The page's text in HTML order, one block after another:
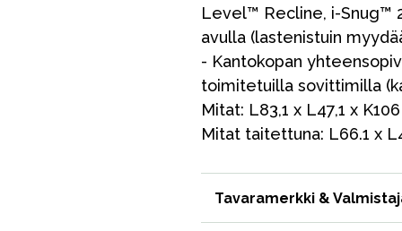
Level™ Recline, i-Snug™
avulla (lastenistuin
- Kantokopan
toimitetuilla sovittimilla
Mitat: L83,1 x L47,1 x
Mitat taitettuna: L66.1 x
Tavaramerkki &
Varaosat